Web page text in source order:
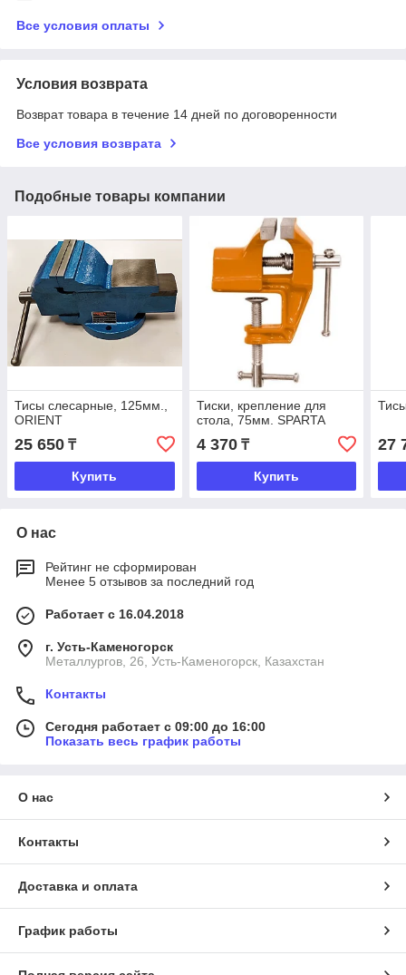
Все условия оплаты
Условия возврата
Возврат товара в течение 14 дней по договоренности
Все условия возврата
Подобные товары компании
Тисы слесарные, 125мм.,
ORIENT
25 650 ₸
Купить
Тиски, крепление для
стола, 75мм. SPARTA
4 370₸
Купить
27
О нас
Рейтинг не сформирован
Менее 5 отзывов за последний год
Работает с 16.04.2018
г. Усть-Каменогорск
Металлургов, 26, Усть-Каменогорск, Казахстан
Контакты
Сегодня работает с 09:00 до 16:00
Показать весь график работы
О нас
Контакты
Доставка и оплата
График работы